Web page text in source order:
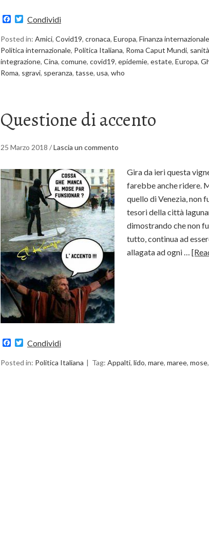
Facebook
Twitter
Condividi
Posted in: Amici, Covid19, cronaca, Europa, Finanza internazionale
Politica internazionale, Politica Italiana, Roma Caput Mundi, sanità
integrazione, Cina, comune, covid19, epidemie, estate, Europa,
Roma, sgravi, speranza, tasse, usa, who
Questione di accento
25 Marzo 2018 /Lascia un commento
Gira da ieri questa
farebbe anche ridere.
quello di Venezia, non
tesori della città
dimostrando che non
tutto, continua ad
allagata ad ogni …
Facebook
Twitter
Condividi
Posted in: Politica Italiana Tag: Appalti, lido, mare, maree, mose,